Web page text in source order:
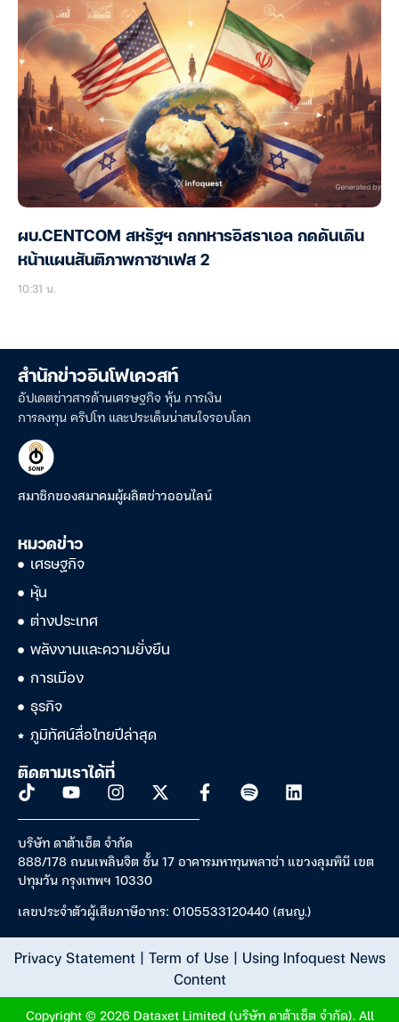
ผบ.CENTCOM สหรัฐฯ ถกทหารอิสราเอล กดดันเดิน
หน้าแผนสันติภาพกาซาเฟส 2
10:31 น.
สำนักข่าวอินโฟเควสท์
อัปเดตข่าวสารด้านเศรษฐกิจ หุ้น การเงิน
การลงทุน คริปโท และประเด็นน่าสนใจรอบโลก
สมาชิกของสมาคมผู้ผลิตข่าวออนไลน์
หมวดข่าว
เศรษฐกิจ
หุ้น
ต่างประเทศ
พลังงานและความยั่งยืน
การเมือง
ธุรกิจ
ภูมิทัศน์สื่อไทยปีล่าสุด
ติดตามเราได้ที่
บริษัท ดาต้าเซ็ต จำกัด
888/178 ถนนเพลินจิต ชั้น 17 อาคารมหาทุนพลาซ่า แขวงลุมพินี เขต
ปทุมวัน กรุงเทพฯ 10330
เลขประจำตัวผู้เสียภาษีอากร: 0105533120440 (สนญ.)
Privacy Statement| Term of Use| Using Infoquest News
Content
Copyright © 2026 Dataxet Limited (บริษัท ดาต้าเซ็ต จำกัด). All